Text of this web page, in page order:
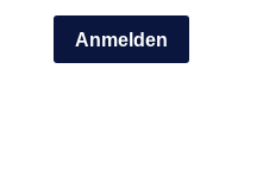
Anmelden